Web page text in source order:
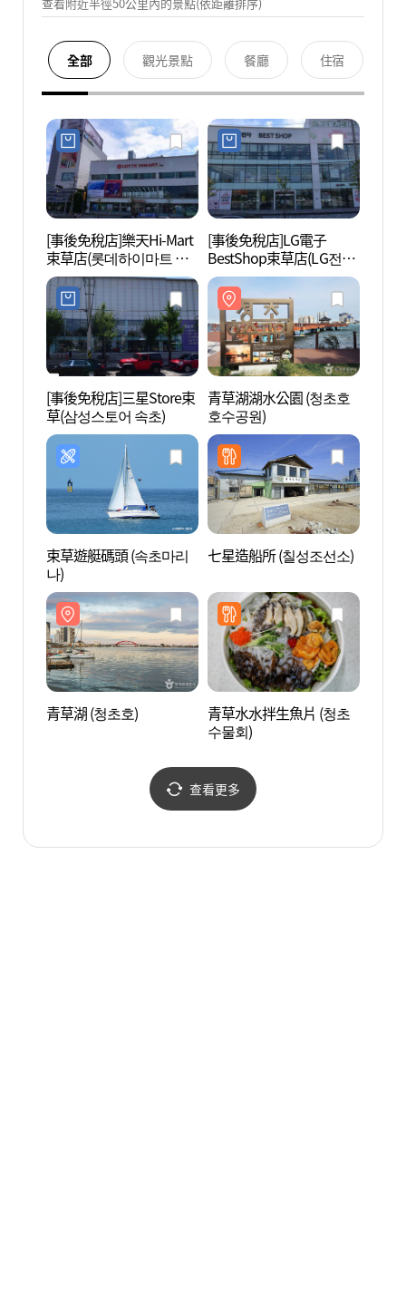
全部 觀光景點 餐廳 住宿
[事後免稅店]樂天Hi-Mart
束草店(롯데하이마트 속
초점)
[事後免稅店]LG電子
BestShop束草店(LG전자
베스트샵 속초점)
[事後免稅店]三星Store束
草(삼성스토어 속초)
青草湖湖水公園 (청초호
호수공원)
束草遊艇碼頭 (속초마리
나)
七星造船所 (칠성조선소)
青草湖 (청초호)
青草水水拌生魚片 (청초
수물회)
查看更多